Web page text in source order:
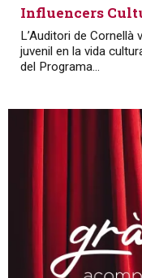
Influencers
L’Auditori de Cornellà
juvenil en la vida
del Programa...